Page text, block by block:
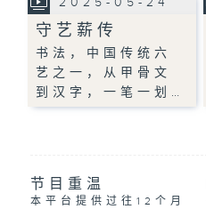
守艺薪传
书法，中国传统六
艺之一，从甲骨文
到汉字，一笔一划…
节目重温
本平台提供过往12个月